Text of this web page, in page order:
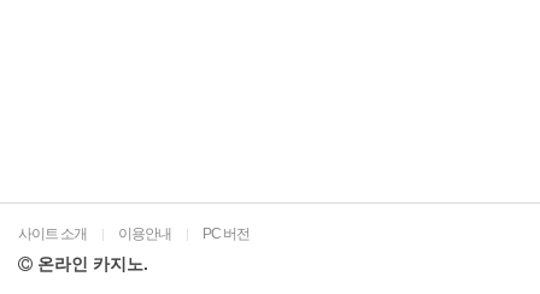
사이트 소개 | 이용안내 | PC 버전
온라인 카지노.